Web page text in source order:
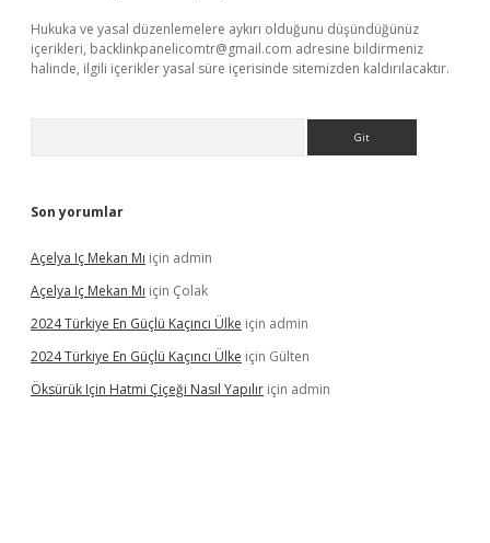
Hukuka ve yasal düzenlemelere aykırı olduğunu düşündüğünüz
içerikleri, backlinkpanelicomtr@gmail.com adresine bildirmeniz
halinde, ilgili içerikler yasal süre içerisinde sitemizden kaldırılacaktır.
Son yorumlar
Açelya Iç Mekan Mı için admin
Açelya Iç Mekan Mı için Çolak
2024 Türkiye En Güçlü Kaçıncı Ülke için admin
2024 Türkiye En Güçlü Kaçıncı Ülke için Gülten
Öksürük Için Hatmi Çiçeği Nasıl Yapılır için admin